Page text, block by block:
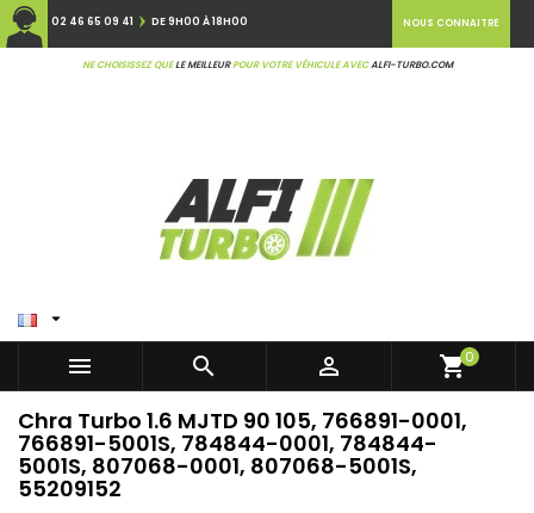
02 46 65 09 41 DE 9H00 À 18H00
NE CHOISISSEZ QUELE MEILLEURPOUR VOTRE VÉHICULE AVECALFI-TURBO.COM
NOUS CONNAITRE

   shopping_cart0
Chra Turbo 1.6 MJTD 90 105, 766891-0001,
766891-5001S, 784844-0001, 784844-
5001S, 807068-0001, 807068-5001S,
55209152